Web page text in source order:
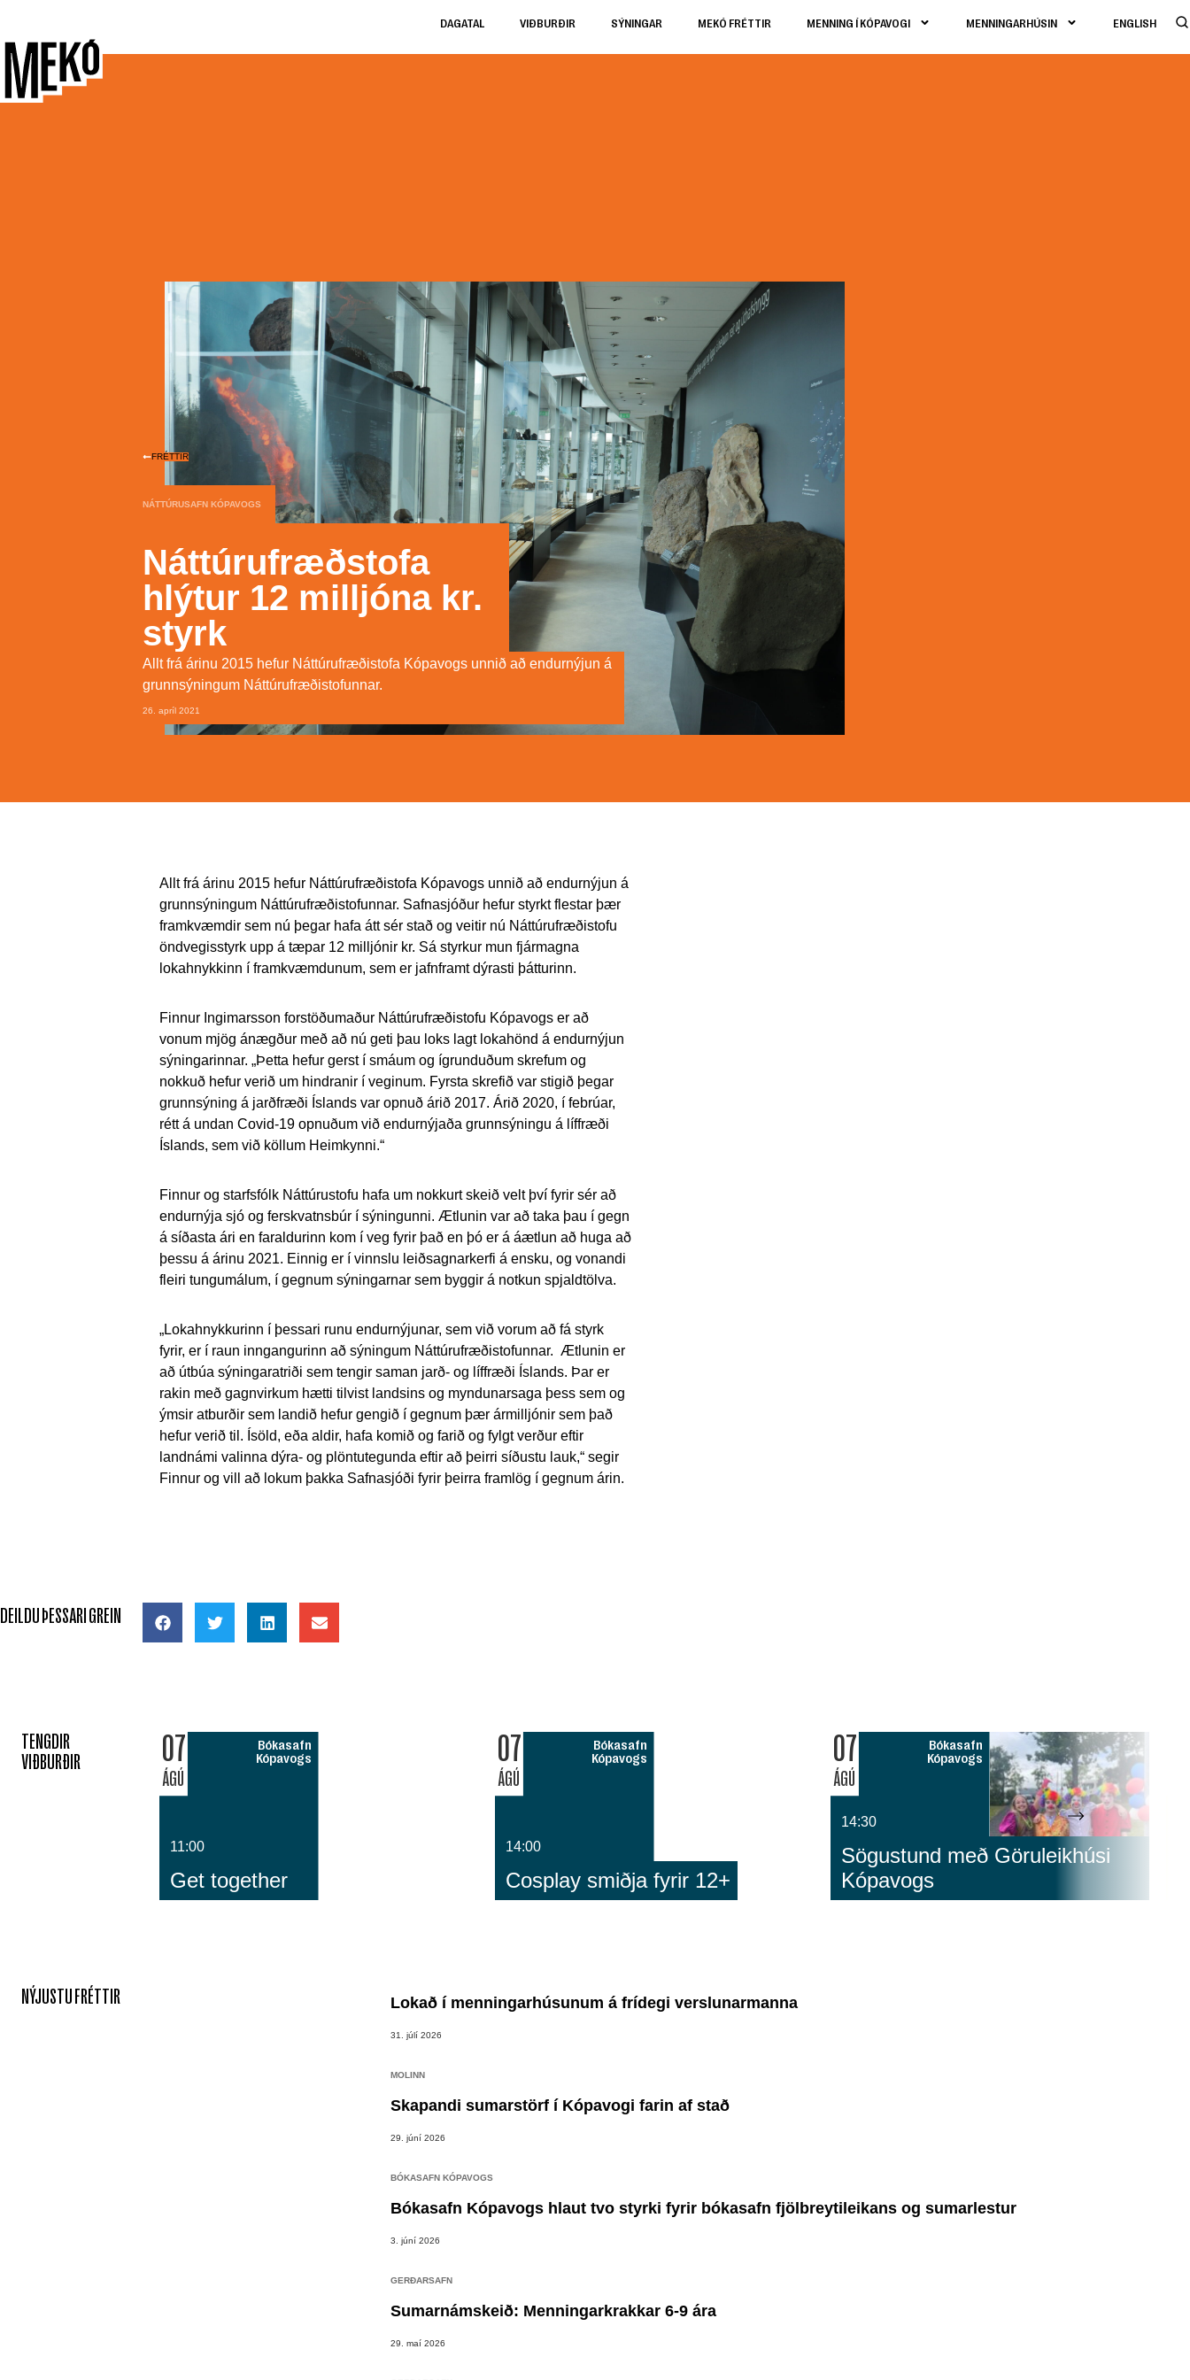
DAGATAL VIÐBURÐIR SÝNINGAR MEKÓ FRÉTTIR MENNING Í KÓPAVOGI MENNINGARHÚSIN ENGLISH
FRÉTTIR
NÁTTÚRUSAFN KÓPAVOGS
Náttúrufræðstofa
hlýtur 12 milljóna kr.
styrk
Allt frá árinu 2015 hefur Náttúrufræðistofa Kópavogs unnið að endurnýjun á
grunnsýningum Náttúrufræðistofunnar.
26. apríl 2021
Allt frá árinu 2015 hefur Náttúrufræðistofa Kópavogs unnið að endurnýjun á
grunnsýningum Náttúrufræðistofunnar. Safnasjóður hefur styrkt flestar þær
framkvæmdir sem nú þegar hafa átt sér stað og veitir nú Náttúrufræðistofu
öndvegisstyrk upp á tæpar 12 milljónir kr. Sá styrkur mun fjármagna
lokahnykkinn í framkvæmdunum, sem er jafnframt dýrasti þátturinn.
Finnur Ingimarsson forstöðumaður Náttúrufræðistofu Kópavogs er að
vonum mjög ánægður með að nú geti þau loks lagt lokahönd á endurnýjun
sýningarinnar. „Þetta hefur gerst í smáum og ígrunduðum skrefum og
nokkuð hefur verið um hindranir í veginum. Fyrsta skrefið var stigið þegar
grunnsýning á jarðfræði Íslands var opnuð árið 2017. Árið 2020, í febrúar,
rétt á undan Covid-19 opnuðum við endurnýjaða grunnsýningu á líffræði
Íslands, sem við köllum Heimkynni.“
Finnur og starfsfólk Náttúrustofu hafa um nokkurt skeið velt því fyrir sér að
endurnýja sjó og ferskvatnsbúr í sýningunni. Ætlunin var að taka þau í gegn
á síðasta ári en faraldurinn kom í veg fyrir það en þó er á áætlun að huga að
þessu á árinu 2021. Einnig er í vinnslu leiðsagnarkerfi á ensku, og vonandi
fleiri tungumálum, í gegnum sýningarnar sem byggir á notkun spjaldtölva.
„Lokahnykkurinn í þessari runu endurnýjunar, sem við vorum að fá styrk
fyrir, er í raun inngangurinn að sýningum Náttúrufræðistofunnar. Ætlunin er
að útbúa sýningaratriði sem tengir saman jarð- og líffræði Íslands. Þar er
rakin með gagnvirkum hætti tilvist landsins og myndunarsaga þess sem og
ýmsir atburðir sem landið hefur gengið í gegnum þær ármilljónir sem það
hefur verið til. Ísöld, eða aldir, hafa komið og farið og fylgt verður eftir
landnámi valinna dýra- og plöntutegunda eftir að þeirri síðustu lauk,“ segir
Finnur og vill að lokum þakka Safnasjóði fyrir þeirra framlög í gegnum árin.
DEILDU ÞESSARI GREIN
TENGDIR
VIÐBURÐIR
07
ÁGÚ
Bókasafn
Kópavogs
11:00
Get together
07
ÁGÚ
Bókasafn
Kópavogs
14:00
Cosplay smiðja fyrir 12+
07
ÁGÚ
Bókasafn
Kópavogs
14:30
Sögustund með Göruleikhúsi
Kópavogs
NÝJUSTU FRÉTTIR Lokað í menningarhúsunum á frídegi verslunarmanna
31. júlí 2026
MOLINN
Skapandi sumarstörf í Kópavogi farin af stað
29. júní 2026
BÓKASAFN KÓPAVOGS
Bókasafn Kópavogs hlaut tvo styrki fyrir bókasafn fjölbreytileikans og sumarlestur
3. júní 2026
GERÐARSAFN
Sumarnámskeið: Menningarkrakkar 6-9 ára
29. maí 2026